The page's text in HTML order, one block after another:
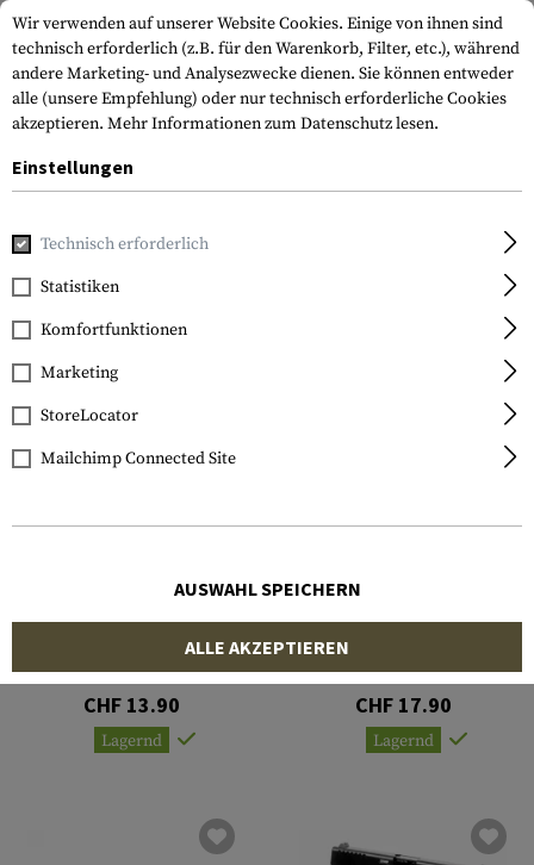
Home Real Action
FILTER
WALTHER
Co2 Capsules 12g 10pcs
CHF 13.90
Lagernd
UMAREX
Co2 Capsule 88g
CHF 17.90
Lagernd
Wir verwenden auf unserer Website Cookies. Einige von ihnen sind
technisch erforderlich (z.B. für den Warenkorb, Filter, etc.), während
andere Marketing- und Analysezwecke dienen. Sie können entweder
alle (unsere Empfehlung) oder nur technisch erforderliche Cookies
akzeptieren. Mehr Informationen zum Datenschutz lesen.
Einstellungen
Technisch erforderlich
Statistiken
Komfortfunktionen
Marketing
StoreLocator
Mailchimp Connected Site
AUSWAHL SPEICHERN
ALLE AKZEPTIEREN